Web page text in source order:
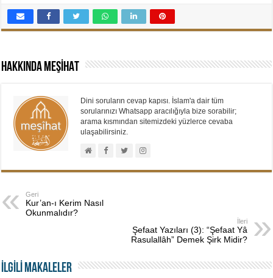
Hakkında MEŞİHAT
Dini soruların cevap kapısı. İslam'a dair tüm
sorularınızı Whatsapp aracılığıyla bize sorabilir;
arama kısmından sitemizdeki yüzlerce cevaba
ulaşabilirsiniz.
Geri
Kur’an-ı Kerim Nasıl
Okunmalıdır?
İleri
Şefaat Yazıları (3): “Şefaat Yâ
Rasulallâh” Demek Şirk Midir?
İLGİLİ MAKALELER